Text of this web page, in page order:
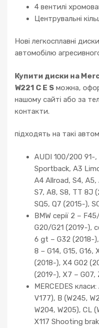
4 вентилі
Центрувальні
Нові легкосплавні
автомобілю
Купити диски на
W221 C E S можна,
нашому сайті або за
контакти.
підходять на такі
AUDI 100/200 91-
Sportback, A3
A4 Allroad, S4,
S7, A8, S8, TT 8J
SQ5, Q7 (2015-),
BMW серії 2 –
G20/G21 (2019-),
6 gt – G32 (2018-),
8 – G14, G15, G16,
(2018-), X4 G02
(2019-), X7 – G07,
MERCEDES класи:
V177), B (W245,
W204, W205), CL
X117 Shooting